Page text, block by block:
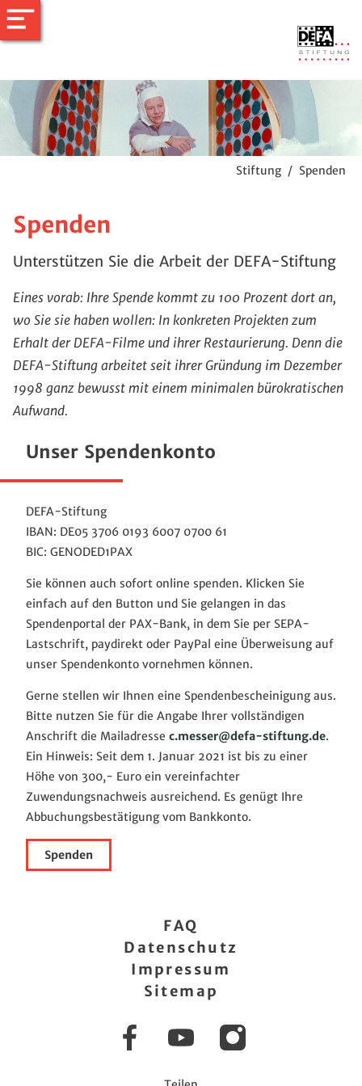
Stiftung / Spenden
Spenden
Unterstützen Sie die Arbeit der DEFA-Stiftung
Eines vorab: Ihre Spende kommt zu 100 Prozent dort an,
wo Sie sie haben wollen: In konkreten Projekten zum
Erhalt der DEFA-Filme und ihrer Restaurierung. Denn die
DEFA-Stiftung arbeitet seit ihrer Gründung im Dezember
1998 ganz bewusst mit einem minimalen bürokratischen
Aufwand.
Unser Spendenkonto
DEFA-Stiftung
IBAN: DE05 3706 0193 6007 0700 61
BIC: GENODED1PAX
Sie können auch sofort online spenden. Klicken Sie
einfach auf den Button und Sie gelangen in das
Spendenportal der PAX-Bank, in dem Sie per SEPA-
Lastschrift, paydirekt oder PayPal eine Überweisung auf
unser Spendenkonto vornehmen können.
Gerne stellen wir Ihnen eine Spendenbescheinigung aus.
Bitte nutzen Sie für die Angabe Ihrer vollständigen
Anschrift die Mailadresse c.messer@defa-stiftung.de.
Ein Hinweis: Seit dem 1. Januar 2021 ist bis zu einer
Höhe von 300,- Euro ein vereinfachter
Zuwendungsnachweis ausreichend. Es genügt Ihre
Abbuchungsbestätigung vom Bankkonto.
Spenden
FacebookYouTubeInstagram
FAQ
Datenschutz
Impressum
Sitemap